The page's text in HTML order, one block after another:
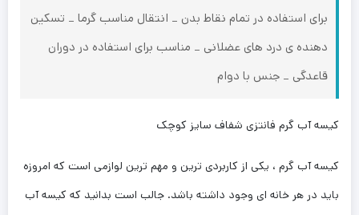
برای استفاده در تمام نقاط بدن _ انتقال مناسب گرما _ تسکین
دهنده ی درد های عضلانی _ مناسب برای استفاده در دوران
قاعدگی _ جنس با دوام
کیسه آب گرم فانتزی شفاف سایز کوچک
کیسه آب گرم ، یکی از کاربردی ترین و مهم ترین لوازمی است که امروزه
باید در هر خانه ای وجود داشته باشد. جالب است بدانید که کیسه آب